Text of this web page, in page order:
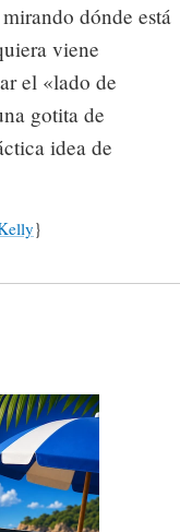
dónde está
viene
el «lado de
gotita de
idea de
}